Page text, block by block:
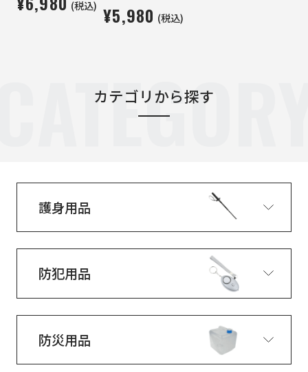
(税込) ¥5,980 (税込)
カテゴリから探す
護身用品
防犯用品
防災用品